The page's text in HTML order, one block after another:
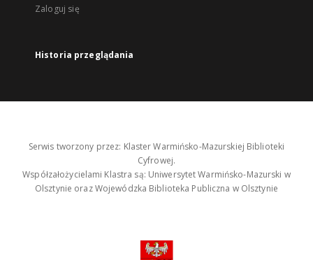
Zaloguj się
Historia przeglądania
Serwis tworzony przez: Klaster Warmińsko-Mazurskiej Biblioteki
Cyfrowej.
Współzałożycielami Klastra są: Uniwersytet Warmińsko-Mazurski w
Olsztynie oraz Wojewódzka Biblioteka Publiczna w Olsztynie